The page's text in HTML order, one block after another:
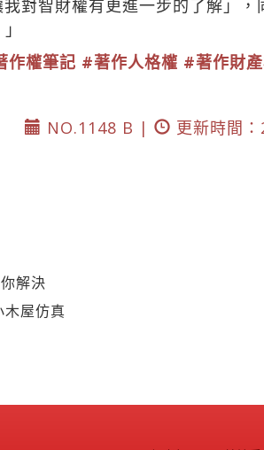
對智財權有更進一步的了解」
作權筆記 #著作人格權 #著作財
NO.1148 B |
更新時間
解決
木屋仿真